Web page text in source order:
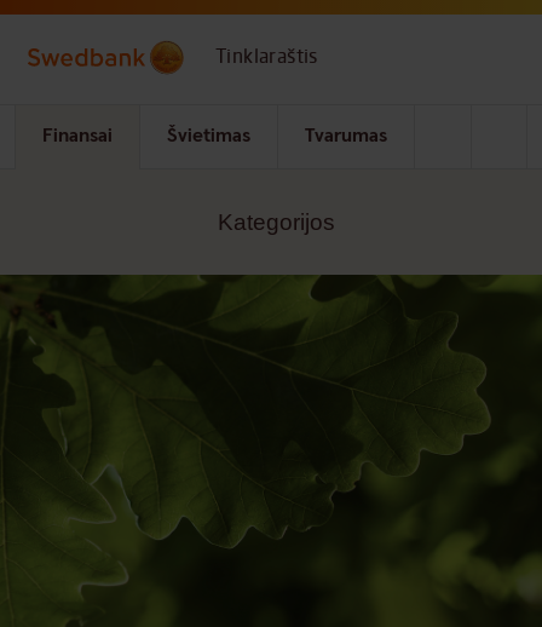
Skip to main content
Tinklaraštis
Finansai Švietimas Tvarumas
Kategorijos